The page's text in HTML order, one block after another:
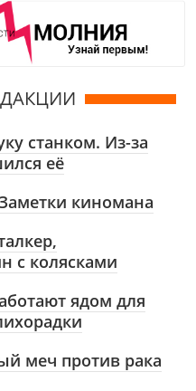
станком. Из-за
её
киномана
с колясками
ядом для
меч против рака